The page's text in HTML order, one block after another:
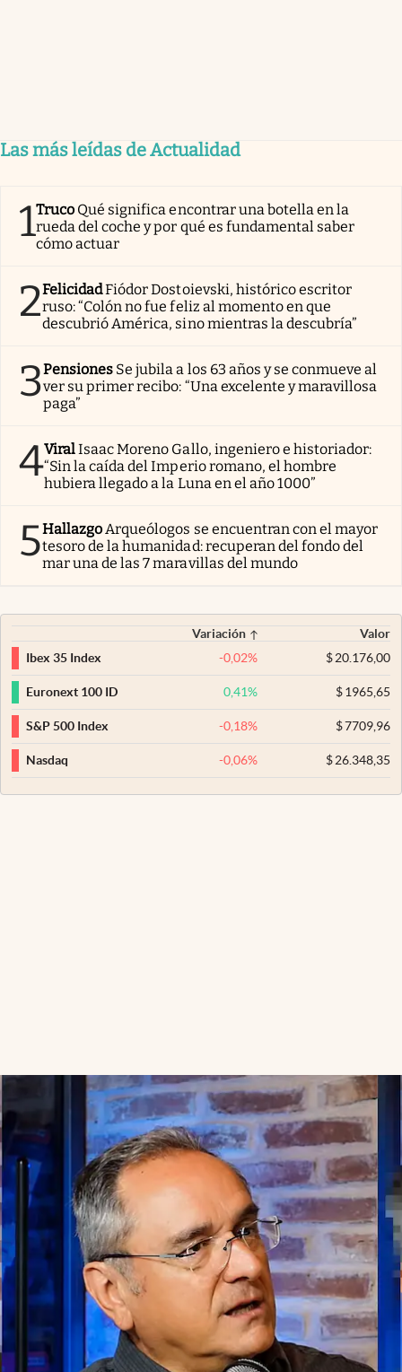
Las más leídas de Actualidad
1Truco Qué significa encontrar una botella en la
rueda del coche y por qué es fundamental saber
cómo actuar
2FelicidadFiódor Dostoievski, histórico escritor
ruso: “Colón no fue feliz al momento en que
descubrió América, sino mientras la descubría”
3Pensiones Se jubila a los 63 años y se conmueve al
ver su primer recibo: “Una excelente y maravillosa
paga”
4ViralIsaac Moreno Gallo, ingeniero e historiador:
“Sin la caída del Imperio romano, el hombre
hubiera llegado a la Luna en el año 1000”
5Hallazgo Arqueólogos se encuentran con el mayor
tesoro de la humanidad: recuperan del fondo del
mar una de las 7 maravillas del mundo
Variación
Valor
Ibex 35 Index
-0,02% $20.176,00
Euronext 100 ID 0,41% $1965,65
S&P 500 Index -0,18% $7709,96
Nasdaq -0,06% $26.348,35